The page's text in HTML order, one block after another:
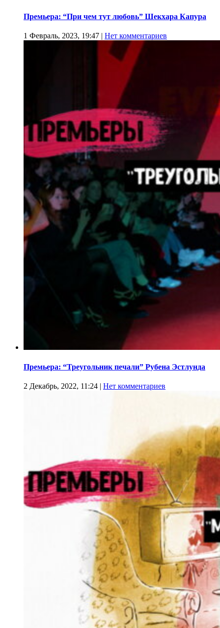
Премьера: “При чем тут любовь” Шекхара Капура
1 Февраль, 2023, 19:47 | Нет комментариев
Премьера: “Треугольник печали” Рубена Эстлунда
2 Декабрь, 2022, 11:24 | Нет комментариев